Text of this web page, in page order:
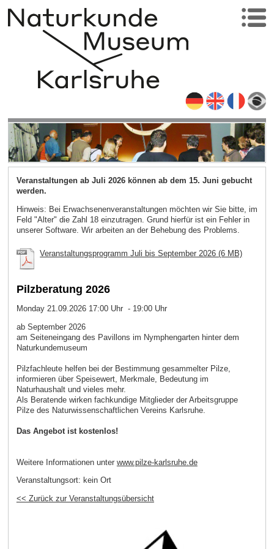
Veranstaltungen ab Juli 2026 können ab dem 15. Juni gebucht
werden.
Hinweis: Bei Erwachsenenveranstaltungen möchten wir Sie bitte, im
Feld "Alter" die Zahl 18 einzutragen. Grund hierfür ist ein Fehler in
unserer Software. Wir arbeiten an der Behebung des Problems.
Veranstaltungsprogramm Juli bis September 2026 (6 MB)
Pilzberatung 2026
Monday 21.09.2026 17:00 Uhr - 19:00 Uhr
ab September 2026
am Seiteneingang des Pavillons im Nymphengarten hinter dem
Naturkundemuseum
Pilzfachleute helfen bei der Bestimmung gesammelter Pilze,
informieren über Speisewert, Merkmale, Bedeutung im
Naturhaushalt und vieles mehr.
Als Beratende wirken fachkundige Mitglieder der Arbeitsgruppe
Pilze des Naturwissenschaftlichen Vereins Karlsruhe.
Das Angebot ist kostenlos!
Weitere Informationen unter www.pilze-karlsruhe.de
Veranstaltungsort: kein Ort
<< Zurück zur Veranstaltungsübersicht